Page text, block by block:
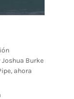
Burke
ahora